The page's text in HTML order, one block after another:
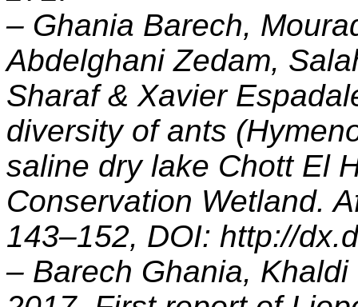
– Ghania Barech,
Abdelghani Zedam,
Sharaf & Xavier
diversity of ants
saline dry lake Chott El
Conservation Wetland.
143–152, DOI: http://
– Barech Ghania,